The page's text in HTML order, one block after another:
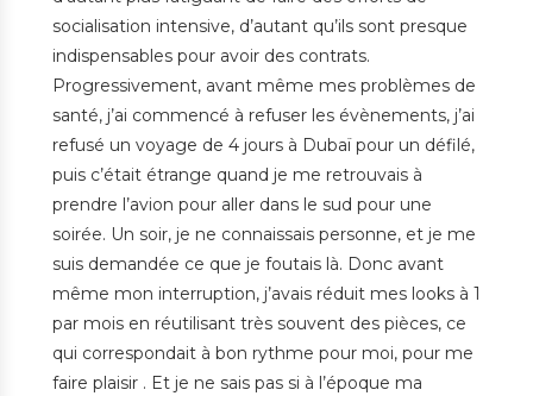
socialisation intensive, d’autant qu’ils sont presque
indispensables pour avoir des contrats.
Progressivement, avant même mes problèmes de
santé, j’ai commencé à refuser les évènements, j’ai
refusé un voyage de 4 jours à Dubaï pour un défilé,
puis c’était étrange quand je me retrouvais à
prendre l’avion pour aller dans le sud pour une
soirée. Un soir, je ne connaissais personne, et je me
suis demandée ce que je foutais là. Donc avant
même mon interruption, j’avais réduit mes looks à 1
par mois en réutilisant très souvent des pièces, ce
qui correspondait à bon rythme pour moi, pour me
faire plaisir . Et je ne sais pas si à l’époque ma